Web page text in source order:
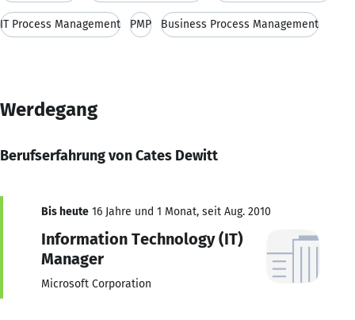
IT Process Management PMP Business Process Management
Werdegang
Berufserfahrung von Cates Dewitt
Bis heute 16 Jahre und 1 Monat, seit Aug. 2010
Information Technology (IT)
Manager
Microsoft Corporation